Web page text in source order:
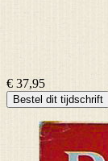
€ 37,95
Bestel dit tijdschrift